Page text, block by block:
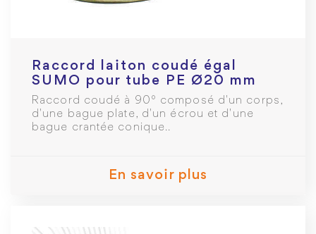
Raccord laiton coudé égal
SUMO pour tube PE Ø20 mm
Raccord coudé à 90° composé d'un corps,
d'une bague plate, d'un écrou et d'une
bague crantée conique..
En savoir plus